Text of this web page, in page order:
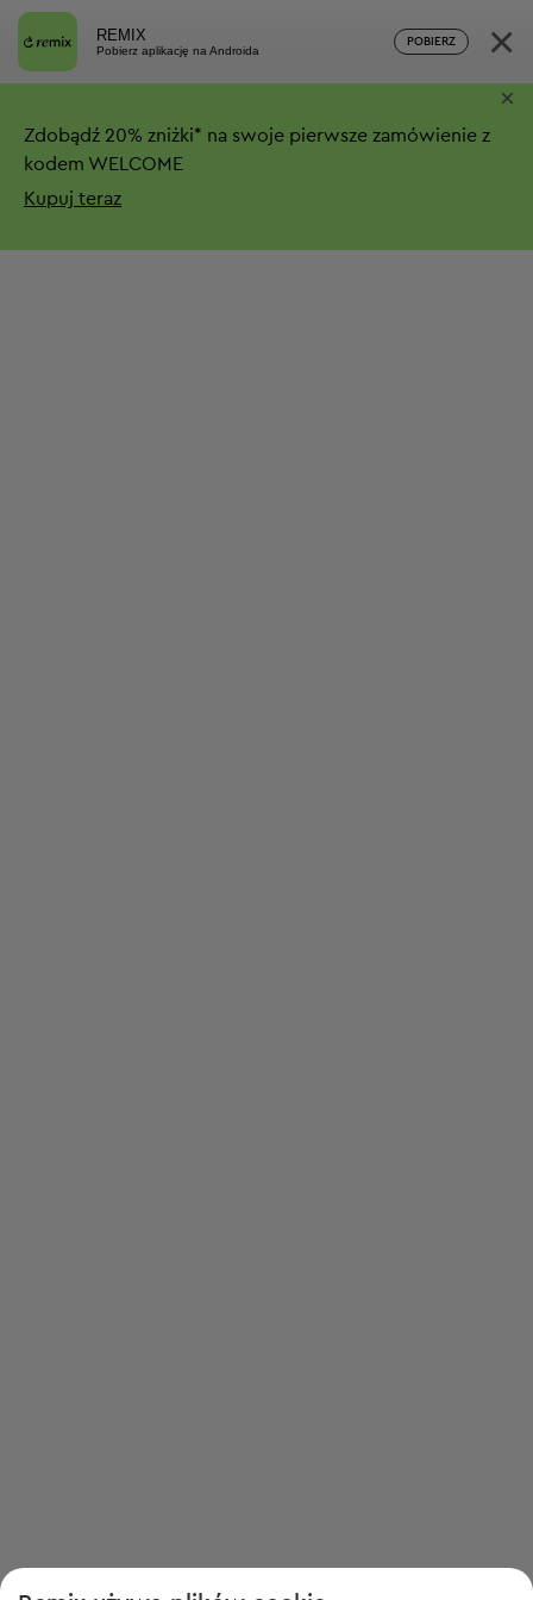
REMIX
Pobierz aplikację na Androida
POBIERZ ×
Zdobądź 20% zniżki* na swoje pierwsze zamówienie z
kodem WELCOME
Kupuj teraz
×